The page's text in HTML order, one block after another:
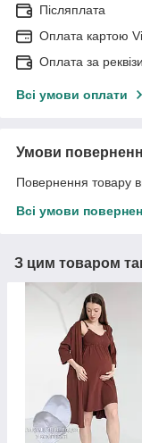
Післяплата
Оплата картою
Оплата за
Всі умови оплати
Умови
Повернення товару
Всі умови
З цим товаром